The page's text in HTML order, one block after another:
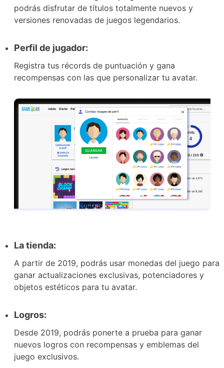
podrás disfrutar de títulos totalmente nuevos y
versiones renovadas de juegos legendarios.
Perfil de jugador:
Registra tus récords de puntuación y gana
recompensas con las que personalizar tu avatar.
La tienda:
A partir de 2019, podrás usar monedas del juego para
ganar actualizaciones exclusivas, potenciadores y
objetos estéticos para tu avatar.
Logros:
Desde 2019, podrás ponerte a prueba para ganar
nuevos logros con recompensas y emblemas del
juego exclusivos.